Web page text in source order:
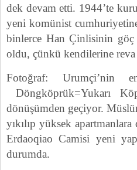
dek devam etti. 1944’te
yeni komünist
binlerce Han Çinlisinin göç
oldu, çünkü kendilerine
Fotoğraf: Urumçi’nin
Döngköprük=Yukarı
dönüşümden geçiyor.
yıkılıp yüksek
Erdaoqiao Camisi yeni
durumda.